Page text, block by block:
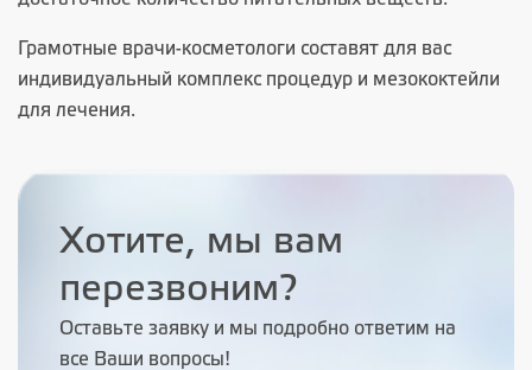
Грамотные врачи-косметологи составят для вас
индивидуальный комплекс процедур и мезококтейли
для лечения.
Хотите, мы вам
перезвоним?
Оставьте заявку и мы подробно ответим на
все Ваши вопросы!